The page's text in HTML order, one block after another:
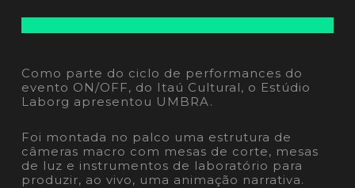
Como parte do ciclo de performances do
evento ON/OFF, do Itaú Cultural, o Estúdio
Laborg apresentou UMBRA.
Foi montada no palco uma estrutura de
câmeras macro com mesas de corte, mesas
de luz e instrumentos de laboratório para
produzir, ao vivo, uma animação narrativa.